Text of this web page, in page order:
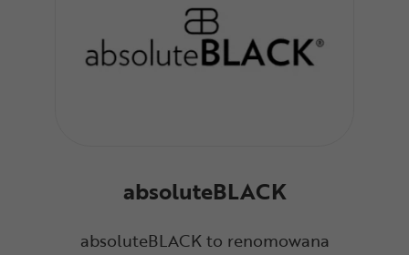
absoluteBLACK
absoluteBLACK to renomowana